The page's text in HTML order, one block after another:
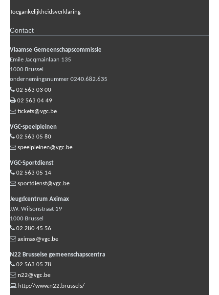
Toegankelijkheidsverklaring
Contact
Vlaamse Gemeenschapscommissie
Emile Jacqmainlaan 135
1000 Brussel
ondernemingsnummer 0240.682.635
02 563 03 00
02 563 04 49
tickets@vgc.be
VGC-speelpleinen
02 563 05 80
speelpleinen@vgc.be
VGC-Sportdienst
02 563 05 14
sportdienst@vgc.be
Jeugdcentrum Aximax
J.W. Wilsonstraat 19
1000 Brussel
02 280 45 56
aximax@vgc.be
N22 Brusselse gemeenschapscentra
02 563 05 78
n22@vgc.be
http://www.n22.brussels/